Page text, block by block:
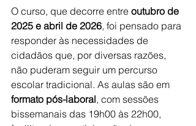
O curso, que decorre entre outubro de
2025 e abril de 2026, foi pensado para
responder às necessidades de
cidadãos que, por diversas razões,
não puderam seguir um percurso
escolar tradicional. As aulas são em
formato pós-laboral, com sessões
bissemanais das 19h00 às 22h00,